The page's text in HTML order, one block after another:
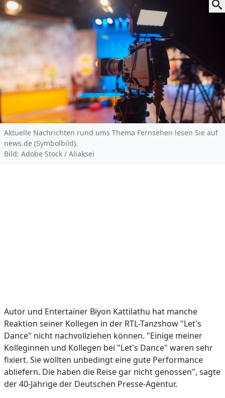
Aktuelle Nachrichten rund ums Thema Fernsehen lesen Sie auf
news.de (Symbolbild).
Bild: Adobe Stock / Aliaksei
Autor und Entertainer Biyon Kattilathu hat manche
Reaktion seiner Kollegen in der RTL-Tanzshow "Let's
Dance" nicht nachvollziehen können. "Einige meiner
Kolleginnen und Kollegen bei "Let's Dance" waren sehr
fixiert. Sie wollten unbedingt eine gute Performance
abliefern. Die haben die Reise gar nicht genossen", sagte
der 40-Jährige der Deutschen Presse-Agentur.